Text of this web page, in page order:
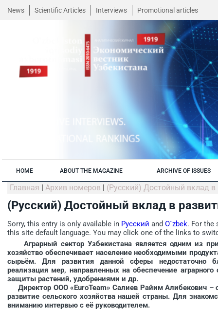
News Scientific Articles Interviews Promotional articles
HOME ABOUT THE MAGAZINE ARCHIVE OF ISSUES
Главная | Архив номеров | (Русский) Достойный вклад в
(Русский) Достойный вклад в
Sorry, this entry is only available in Русский and O´zbek. For the
this site default language. You may click one of the links to
Аграрный сектор Узбекистана является одним из
хозяйство обеспечивает население необходимыми
сырьём. Для развития данной сферы недостаточно
реализация мер, направленных на обеспечение
защиты растений, удобрениями и др.
Директор ООО «EuroTeam» Салиев Райим Алибекович –
развитие сельского хозяйства нашей страны. Для
вниманию интервью с её руководителем.